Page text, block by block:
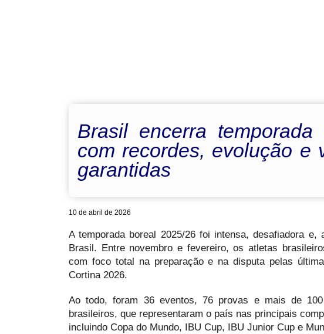
Brasil encerra temporada
com recordes, evolução e
garantidas
10 de abril de 2026
A temporada boreal 2025/26 foi intensa, desafiadora
Brasil. Entre novembro e fevereiro, os atletas
com foco total na preparação e na disputa pelas
Cortina 2026.
Ao todo, foram 36 eventos, 76 provas e mais de
brasileiros, que representaram o país nas principais
incluindo Copa do Mundo, IBU Cup, IBU Junior Cup e